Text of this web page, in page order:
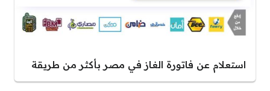
استعلام عن فاتورة الغاز في مصر بأكثر من طريقة